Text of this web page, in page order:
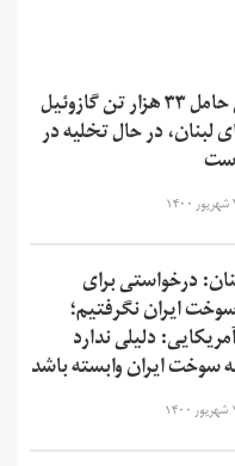
نفتکش حامل ۳۳ هزار تن گازوئیل
لبنان، در حال تخلیه در
درخواستی برای
ایران نگرفتیم؛
دلیلی ندارد
سوخت ایران وابسته باشد